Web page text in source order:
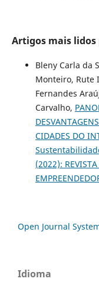
Artigos mais lidos
Bleny Carla da
Monteiro, Rute
Fernandes
Carvalho,
CIDADES DO
(2022):
Open Journal
Idioma